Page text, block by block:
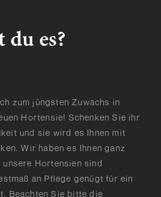
du es?
zum jüngsten Zuwachs in
Hortensie! Schenken Sie ihr
und sie wird es Ihnen mit
Wir haben es Ihnen ganz
Hortensien sind
an Pflege genügt für ein
Beachten Sie bitte die